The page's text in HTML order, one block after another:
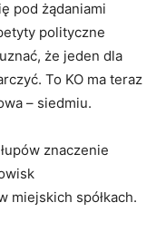
pod żądaniami
polityczne
że jeden dla
To KO ma teraz
– siedmiu.
znaczenie
miejskich spółkach.